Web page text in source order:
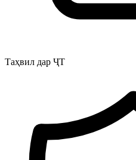
Таҳвил дар ҶТ